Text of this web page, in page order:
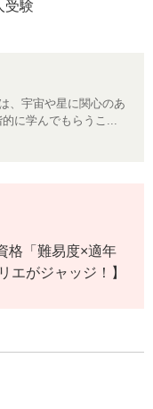
験
、宇宙や星に関心のあ
に学んでもらうこ...
格「難易度×適年
エがジャッジ！】